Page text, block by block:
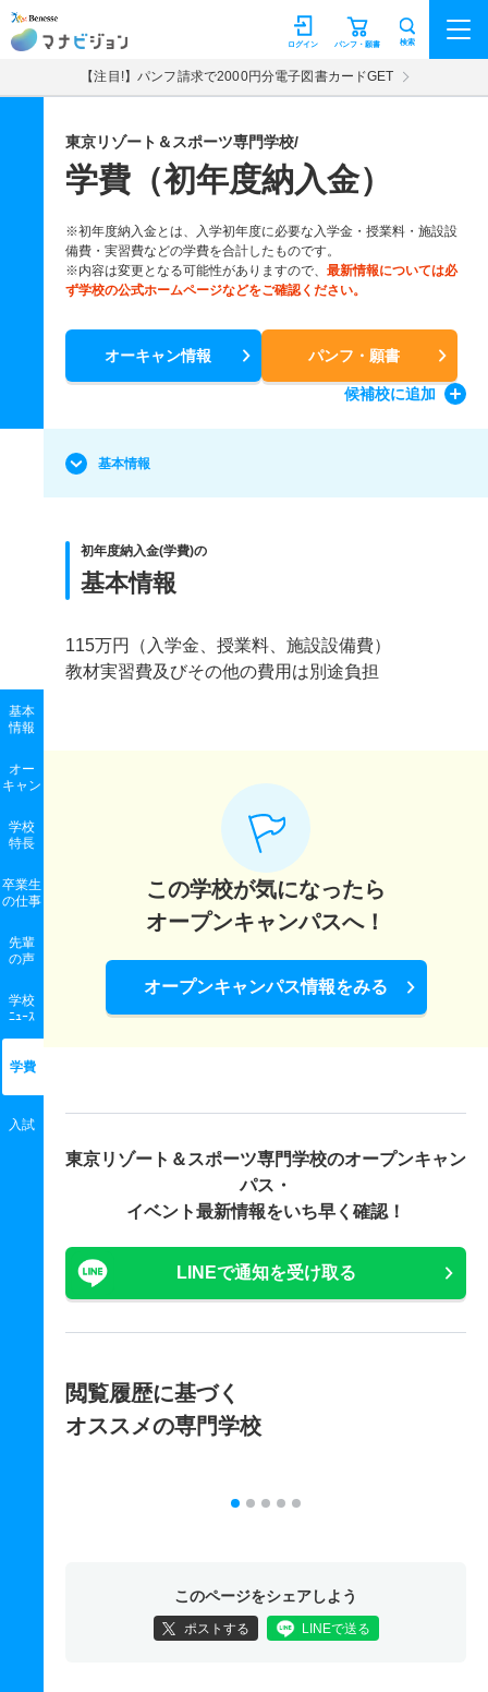
マナビジョン パンフ・願書
ログイン 検索
【注目!】パンフ請求で2000円分電子図書カードGET
東京リゾート＆スポーツ専門学校/
学費（初年度納入金）
※初年度納入金とは、入学初年度に必要な入学金・授業料・施設設
備費・実習費などの学費を合計したものです。
※内容は変更となる可能性がありますので、 最新情報については必
ず学校の公式ホームページなどをご確認ください。
オーキャン情報 パンフ・願書
候補校に追加
基本
情報
オー
キャン
学校
特長
卒業生
の仕事
先輩
の声
学校
ﾆｭｰｽ
学費
入試
基本情報
初年度納入金(学費)の
基本情報
115万円（入学金、授業料、施設設備費）
教材実習費及びその他の費用は別途負担
この学校が気になったら
オープンキャンパスへ！
オープンキャンパス情報をみる
東京リゾート＆スポーツ専門学校のオープンキャン
パス・
イベント最新情報をいち早く確認！
LINEで通知を受け取る
閲覧履歴に基づく
オススメの専門学校
このページをシェアしよう
ポストする LINEで送る